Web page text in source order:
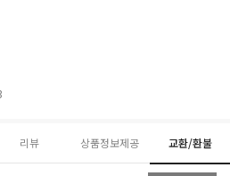
리뷰 상품정보제공 교환/환불